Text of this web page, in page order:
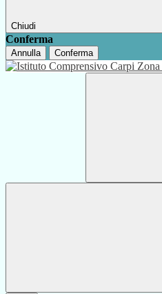
Chiudi
Conferma
Annulla Conferma